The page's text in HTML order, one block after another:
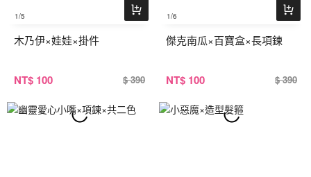
1/5
木乃伊×娃娃×掛件
NT$ 100 $ 390
1/6
傑克南瓜×百寶盒×長項鍊
NT$ 100 $ 390